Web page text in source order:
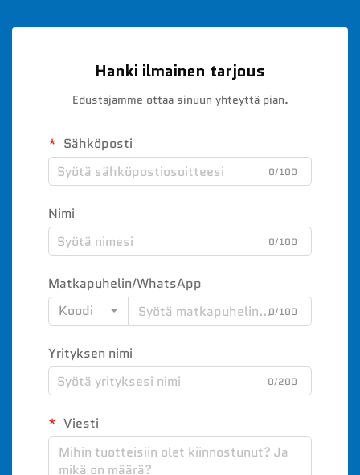
Hanki ilmainen tarjous
Edustajamme ottaa sinuun yhteyttä pian.
Sähköposti
0/100
Nimi
0/100
Matkapuhelin/WhatsApp
Koodi
0/100
Yrityksen nimi
0/200
Viesti